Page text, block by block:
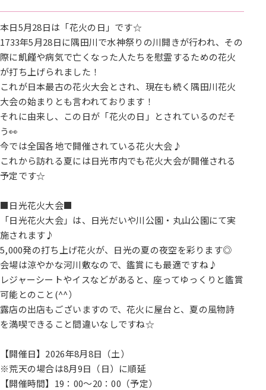
本日5月28日は「花火の日」です☆
1733年5月28日に隅田川で水神祭りの川開きが行われ、その
際に飢饉や病気で亡くなった人たちを慰霊するための花火
が打ち上げられました！
これが日本最古の花火大会とされ、現在も続く隅田川花火
大会の始まりとも言われております！
それに由来し、この日が「花火の日」とされているのだそ
う👀
今では全国各地で開催されている花火大会♪
これから訪れる夏には日光市内でも花火大会が開催される
予定です☆
■日光花火大会■
「日光花火大会」は、日光だいや川公園・丸山公園にて実
施されます♪
5,000発の打ち上げ花火が、日光の夏の夜空を彩ります◎
会場は涼やかな河川敷なので、鑑賞にも最適ですね♪
レジャーシートやイスなどがあると、座ってゆっくりと鑑賞
可能とのこと(^^）
露店の出店もございますので、花火に屋台と、夏の風物詩
を満喫できること間違いなしですね☆
【開催日】2026年8月8日（土）
※荒天の場合は8月9日（日）に順延
【開催時間】19：00～20：00（予定）